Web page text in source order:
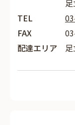
TEL
FAX
配達エリア
足